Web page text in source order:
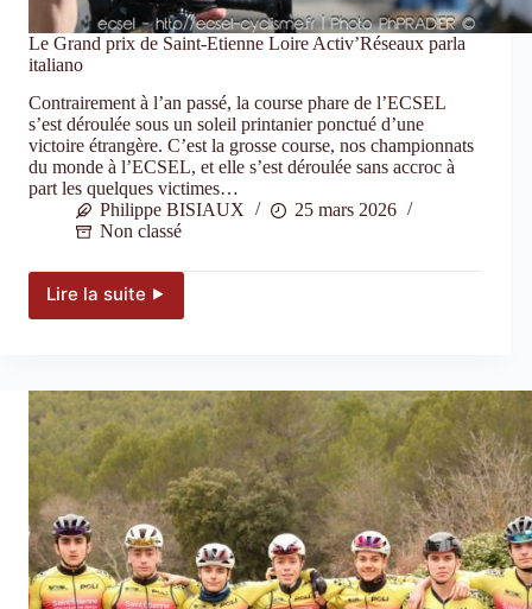
Le Grand prix de Saint-Etienne Loire Activ’Réseaux parla
italiano
Contrairement à l’an passé, la course phare de l’ECSEL
s’est déroulée sous un soleil printanier ponctué d’une
victoire étrangère. C’est la grosse course, nos championnats
du monde à l’ECSEL, et elle s’est déroulée sans accroc à
part les quelques victimes…
Philippe BISIAUX
25 mars 2026
Non classé
Lire la suite ⯈
Le
Saint-
Etienne
Loire
Activ’Réseaux
parla
italiano